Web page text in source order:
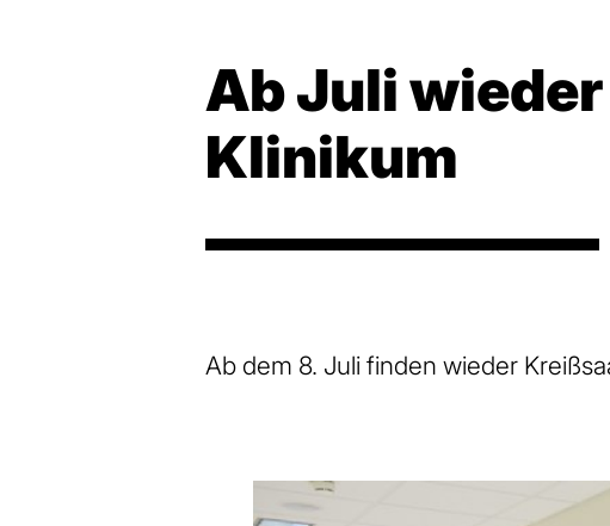
Ab Juli
Klinikum
Ab dem 8. Juli finden wieder